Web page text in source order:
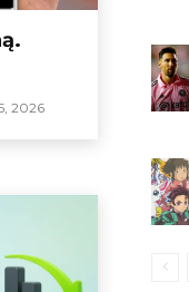
2026